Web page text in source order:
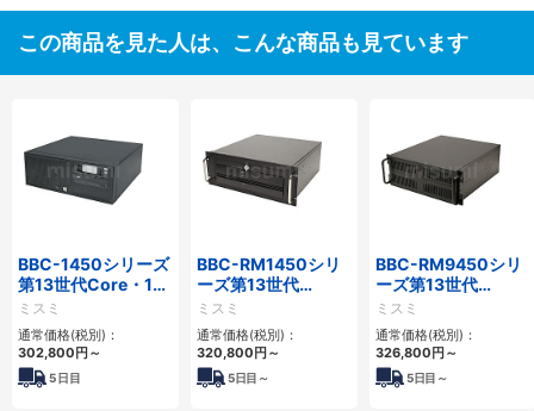
この商品を見た人は、こんな商品も見ています
BBC-1450シリーズ
第13世代Core・12
世代Celeron対応小
型フロアマウント
4PCIe
ミスミ
通常価格(税別)：
302,800円～
5日目
BBC-RM1450シリ
ーズ第13世代
Core・12世代
Celeron対応ラック
マウント4PCIe
ミスミ
通常価格(税別)：
320,800円～
5日目～
BBC-RM9450シリ
ーズ第13世代
Core・12世代
Celeron対応ラック
マウント4PCIe
ミスミ
通常価格(税別)：
326,800円～
5日目～